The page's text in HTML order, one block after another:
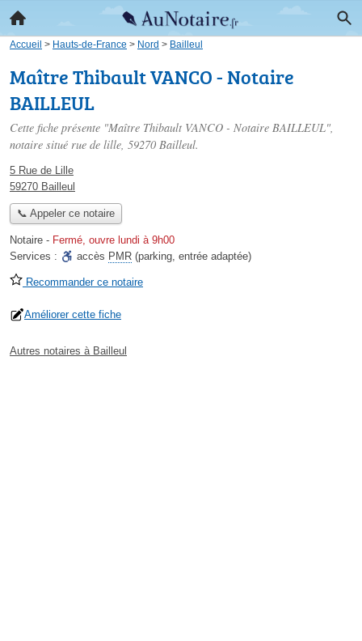
Accueil > Hauts-de-France > Nord > Bailleul
Maître Thibault VANCO - Notaire
BAILLEUL
Cette fiche présente "Maître Thibault VANCO - Notaire BAILLEUL",
notaire situé rue de lille, 59270 Bailleul.
5 Rue de Lille
59270 Bailleul
📞 Appeler ce notaire
Notaire - Fermé, ouvre lundi à 9h00
Services :
accès PMR (parking, entrée adaptée)
Recommander ce notaire
Améliorer cette fiche
Autres notaires à Bailleul